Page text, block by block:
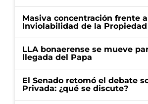
Masiva concentración frente
Inviolabilidad de la
LLA bonaerense se mueve
llegada del Papa
El Senado retomó el debate
Privada: ¿qué se discute?